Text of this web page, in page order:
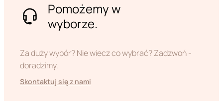
Pomożemy w
wyborze.
Za duży wybór? Nie wiecz co wybrać? Zadzwoń -
doradzimy.
Skontaktuj się z nami